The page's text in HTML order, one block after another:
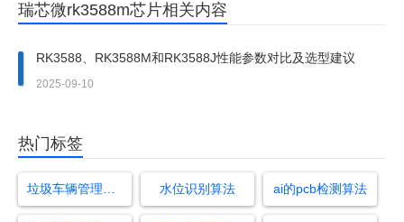
瑞芯微rk3588m芯片相关内容
RK3588、RK3588M和RK3588J性能参数对比及选型建议
2025-09-10
热门标签
水位识别算法 ai的pcb检测算法